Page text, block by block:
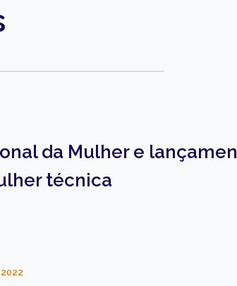
da Mulher e
técnica